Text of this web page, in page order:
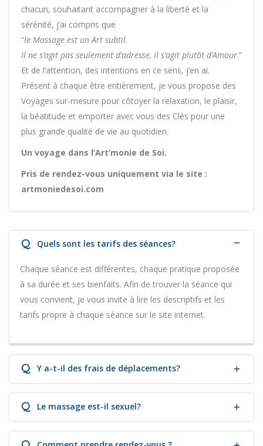
chacun, souhaitant accompagner à la liberté et la
sérénité, j’ai compris que
“le Massage est un Art subtil.
Il ne s’agit pas seulement d’adresse, Il s’agit plutôt d’Amour.”
Et de l’attention, des intentions en ce sens, j’en ai.
Présent à chaque être entièrement, je vous propose des
Voyages sur-mesure pour côtoyer la relaxation, le plaisir,
la béatitude et emporter avec vous des Clés pour une
plus grande qualité de vie au quotidien.
Un voyage dans l’Art’monie de Soi.
Pris de rendez-vous uniquement via le site :
artmoniedesoi.com
Q Quels sont les tarifs des séances?
Chaque séance est différentes, chaque pratique proposée
à sa durée et ses bienfaits. Afin de trouver la séance qui
vous convient, je vous invite à lire les descriptifs et les
tarifs propre à chaque séance sur le site internet.
Q Y a-t-il des frais de déplacements?
Q Le massage est-il sexuel?